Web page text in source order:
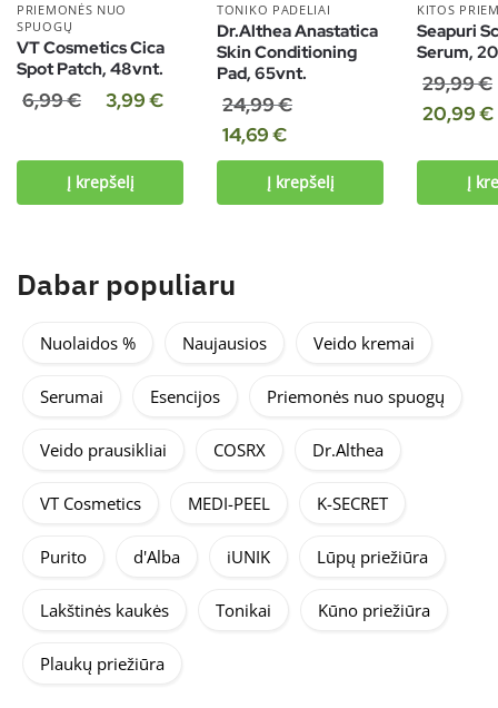
PRIEMONĖS NUO
SPUOGŲ
VT Cosmetics Cica
Spot Patch, 48vnt.
6,99€ 3,99€
Į krepšelį
TONIKO PADELIAI
Dr.Althea Anastatica
Skin Conditioning
Pad, 65vnt.
24,99€
14,69€
Į krepšelį
KITOS
Seapuri
Serum,
29,99€
20,99€
Į
Dabar populiaru
Nuolaidos % Naujausios Veido kremai
Serumai Esencijos Priemonės nuo spuogų
Veido prausikliai COSRX Dr.Althea
VT Cosmetics MEDI-PEEL K-SECRET
Purito d'Alba iUNIK Lūpų priežiūra
Lakštinės kaukės Tonikai Kūno priežiūra
Plaukų priežiūra